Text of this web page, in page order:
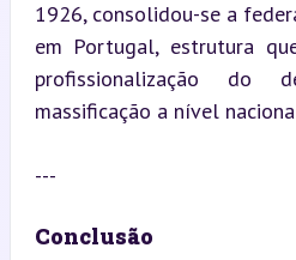
1926, consolidou-se a
em Portugal, estrutura
profissionalização
massificação a nível
---
Conclusão